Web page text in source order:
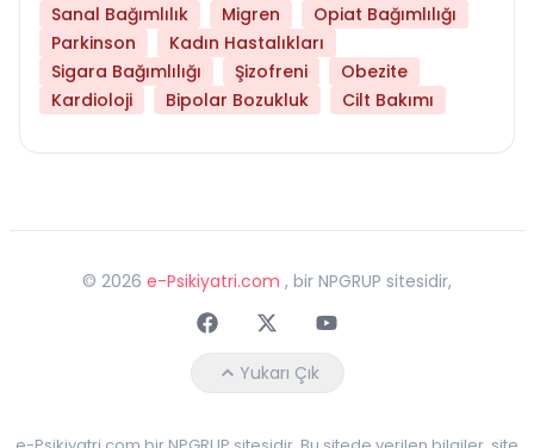
Sanal Bağımlılık
Migren
Opiat Bağımlılığı
Parkinson
Kadın Hastalıkları
Sigara Bağımlılığı
Şizofreni
Obezite
Kardioloji
Bipolar Bozukluk Cilt Bakımı
© 2026 e-Psikiyatri.com , bir NPGRUP sitesidir,
FaceebokTwitterYoutube
Yukarı Çık